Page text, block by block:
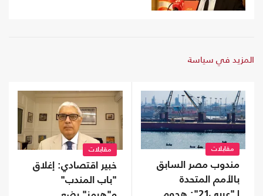
المزيد في سياسة
مقابلات
مندوب مصر السابق
بالأمم المتحدة
مقابلات
خبير اقتصادي: إغلاق
"باب المندب"